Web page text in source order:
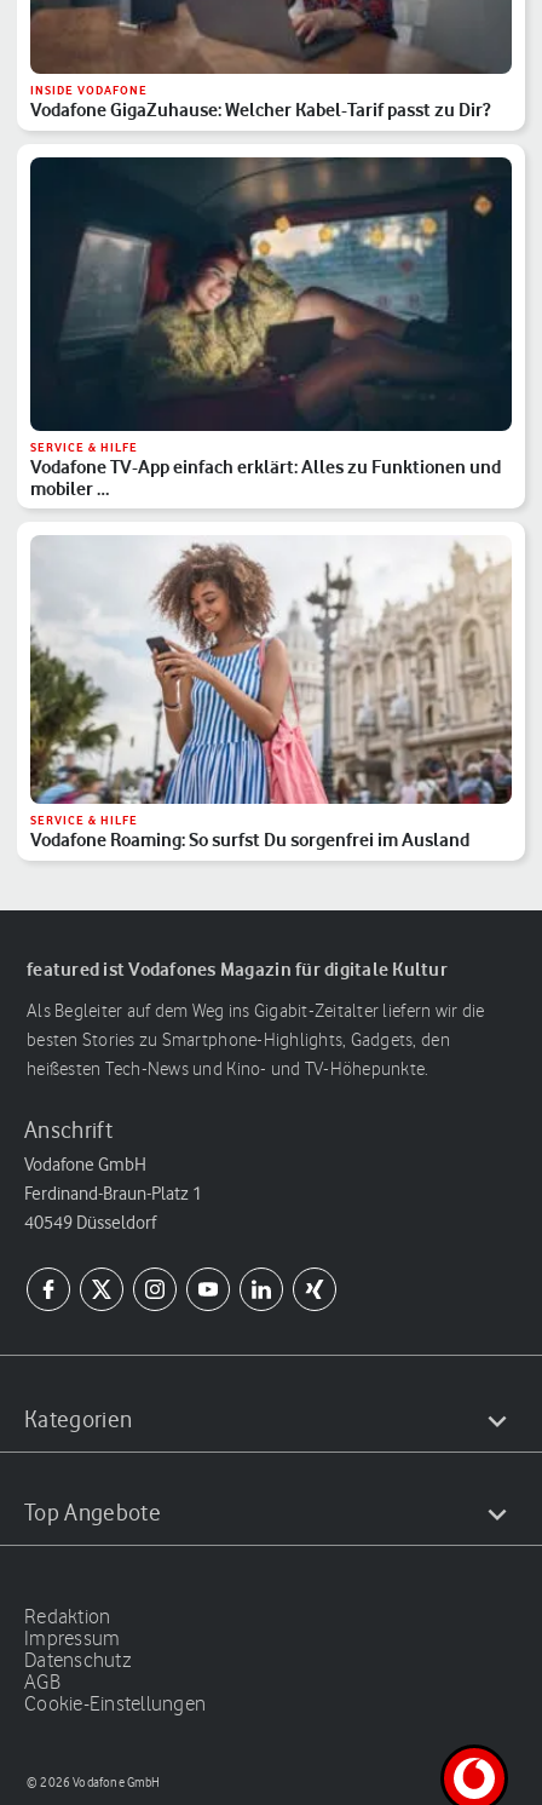
INSIDE VODAFONE
Vodafone GigaZuhause: Welcher Kabel-Tarif passt zu Dir?
SERVICE & HILFE
Vodafone TV-App einfach erklärt: Alles zu Funktionen und
mobiler …
SERVICE & HILFE
Vodafone Roaming: So surfst Du sorgenfrei im Ausland
featured ist Vodafones Magazin für digitale Kultur
Als Begleiter auf dem Weg ins Gigabit-Zeitalter liefern wir die
besten Stories zu Smartphone-Highlights, Gadgets, den
heißesten Tech-News und Kino- und TV-Höhepunkte.
Anschrift
Vodafone GmbH
Ferdinand-Braun-Platz 1
40549 Düsseldorf
Kategorien
Top Angebote
Redaktion
Impressum
Datenschutz
AGB
Cookie-Einstellungen
© 2026 Vodafone GmbH